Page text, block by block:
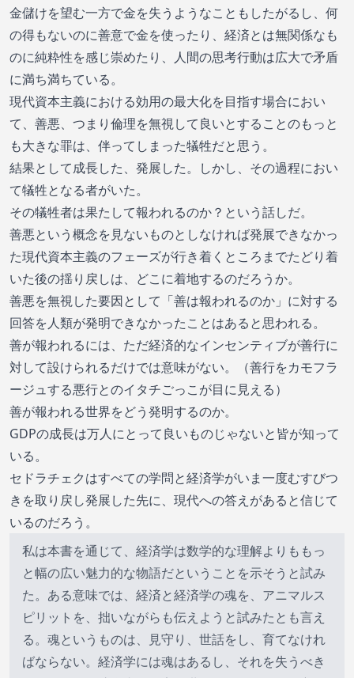
金儲けを望む一方で金を失うようなこともしたがるし、何
の得もないのに善意で金を使ったり、経済とは無関係なも
のに純粋性を感じ崇めたり、人間の思考行動は広大で矛盾
に満ち満ちている。
現代資本主義における効用の最大化を目指す場合におい
て、善悪、つまり倫理を無視して良いとすることのもっと
も大きな罪は、伴ってしまった犠牲だと思う。
結果として成長した、発展した。しかし、その過程におい
て犠牲となる者がいた。
その犠牲者は果たして報われるのか？という話しだ。
善悪という概念を見ないものとしなければ発展できなかっ
た現代資本主義のフェーズが行き着くところまでたどり着
いた後の揺り戻しは、どこに着地するのだろうか。
善悪を無視した要因として「善は報われるのか」に対する
回答を人類が発明できなかったことはあると思われる。
善が報われるには、ただ経済的なインセンティブが善行に
対して設けられるだけでは意味がない。（善行をカモフラ
ージュする悪行とのイタチごっこが目に見える）
善が報われる世界をどう発明するのか。
GDPの成長は万人にとって良いものじゃないと皆が知って
いる。
セドラチェクはすべての学問と経済学がいま一度むすびつ
きを取り戻し発展した先に、現代への答えがあると信じて
いるのだろう。
私は本書を通じて、経済学は数学的な理解よりももっ
と幅の広い魅力的な物語だということを示そうと試み
た。ある意味では、経済と経済学の魂を、アニマルス
ピリットを、拙いながらも伝えようと試みたとも言え
る。魂というものは、見守り、世話をし、育てなけれ
ばならない。経済学には魂はあるし、それを失うべき